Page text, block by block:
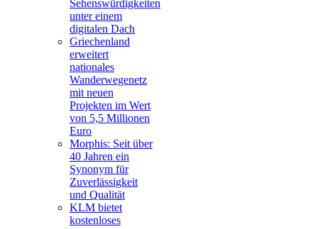
Sehenswürdigkeiten
unter einem
digitalen Dach
Griechenland
erweitert
nationales
Wanderwegenetz
mit neuen
Projekten im Wert
von 5,5 Millionen
Euro
Morphis: Seit über
40 Jahren ein
Synonym für
Zuverlässigkeit
und Qualität
KLM bietet
kostenloses